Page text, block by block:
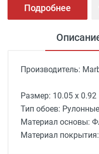
Подробнее
Производитель:
Размер: 10.05 х 0.92
Тип обоев: Рулонные
Материал основы:
Материал